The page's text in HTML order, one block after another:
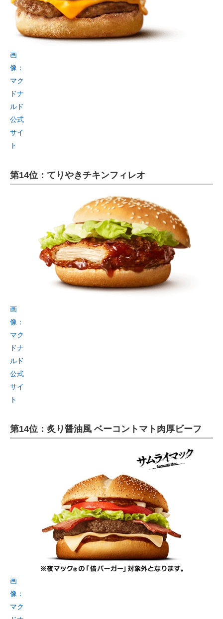
画
像：
マク
ドナ
ルド
公式
サイ
ト
第14位：てりやきチキンフィレオ
画
像：
マク
ドナ
ルド
公式
サイ
ト
第14位：炙り醤油風 ベーコントマト肉厚ビーフ
画
像：
マク